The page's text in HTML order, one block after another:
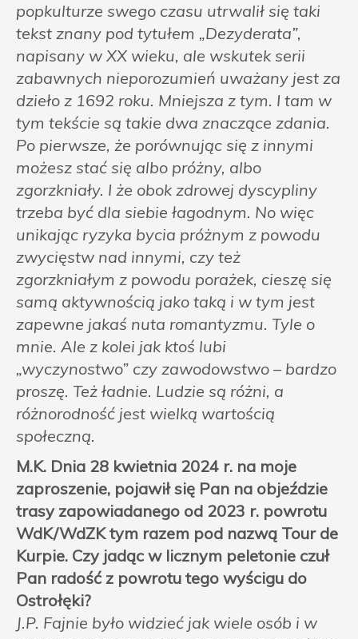
popkulturze swego czasu utrwalił się taki
tekst znany pod tytułem „Dezyderata”,
napisany w XX wieku, ale wskutek serii
zabawnych nieporozumień uważany jest za
dzieło z 1692 roku. Mniejsza z tym. I tam w
tym tekście są takie dwa znaczące zdania.
Po pierwsze, że porównując się z innymi
możesz stać się albo próżny, albo
zgorzkniały. I że obok zdrowej dyscypliny
trzeba być dla siebie łagodnym. No więc
unikając ryzyka bycia próżnym z powodu
zwycięstw nad innymi, czy też
zgorzkniałym z powodu porażek, cieszę się
samą aktywnością jako taką i w tym jest
zapewne jakaś nuta romantyzmu. Tyle o
mnie. Ale z kolei jak ktoś lubi
„wyczynostwo” czy zawodowstwo – bardzo
proszę. Też ładnie. Ludzie są różni, a
różnorodność jest wielką wartością
społeczną.
M.K. Dnia 28 kwietnia 2024 r. na moje
zaproszenie, pojawił się Pan na objeździe
trasy zapowiadanego od 2023 r. powrotu
WdK/WdZK tym razem pod nazwą Tour de
Kurpie. Czy jadąc w licznym peletonie czuł
Pan radość z powrotu tego wyścigu do
Ostrołęki?
J.P. Fajnie było widzieć jak wiele osób i w